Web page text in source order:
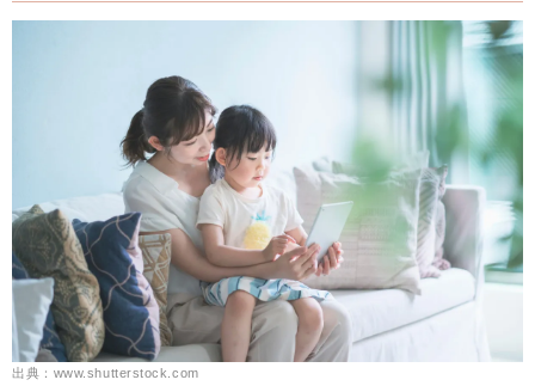
出典：www.shutterstock.com